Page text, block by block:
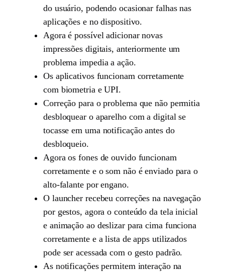
do usuário, podendo ocasionar falhas nas
aplicações e no dispositivo.
Agora é possível adicionar novas
impressões digitais, anteriormente um
problema impedia a ação.
Os aplicativos funcionam corretamente
com biometria e UPI.
Correção para o problema que não permitia
desbloquear o aparelho com a digital se
tocasse em uma notificação antes do
desbloqueio.
Agora os fones de ouvido funcionam
corretamente e o som não é enviado para o
alto-falante por engano.
O launcher recebeu correções na navegação
por gestos, agora o conteúdo da tela inicial
e animação ao deslizar para cima funciona
corretamente e a lista de apps utilizados
pode ser acessada com o gesto padrão.
As notificações permitem interação na